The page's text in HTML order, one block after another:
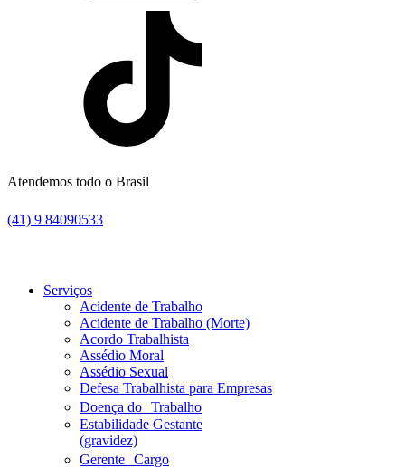
Atendemos todo o Brasil
(41) 9 84090533
Serviços
Acidente de Trabalho
Acidente de Trabalho (Morte)
Acordo Trabalhista
Assédio Moral
Assédio Sexual
Defesa Trabalhista para Empresas
Doença do Trabalho
Estabilidade Gestante
(gravidez)
Gerente Cargo